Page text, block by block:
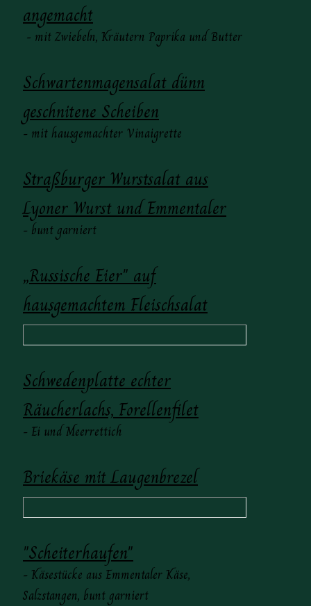
angemacht
- mit Zwiebeln, Kräutern Paprika und Butter
Schwartenmagensalat dünn
geschnitene Scheiben
- mit hausgemachter Vinaigrette
Straßburger Wurstsalat aus
Lyoner Wurst und Emmentaler
- bunt garniert
„Russische Eier" auf
hausgemachtem Fleischsalat
Schwedenplatte echter
Räucherlachs, Forellenfilet
- Ei und Meerrettich
Briekäse mit Laugenbrezel
"Scheiterhaufen"
- Käsestücke aus Emmentaler Käse,
Salzstangen, bunt garniert